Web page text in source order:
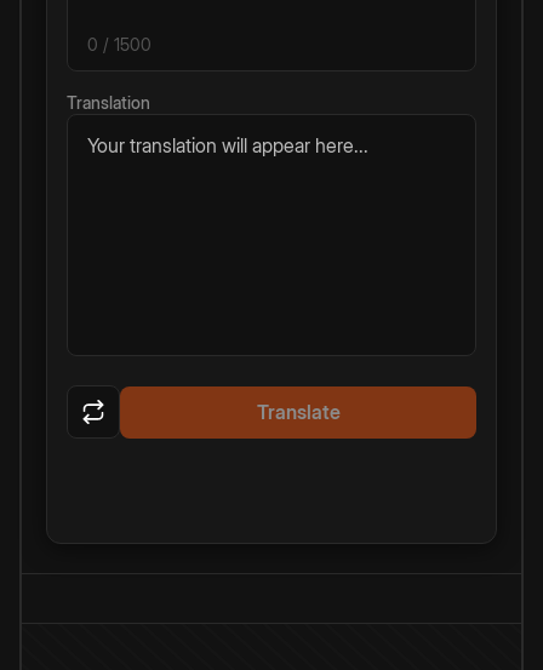
0 / 1500
Translation
Your translation will appear here...
Translate